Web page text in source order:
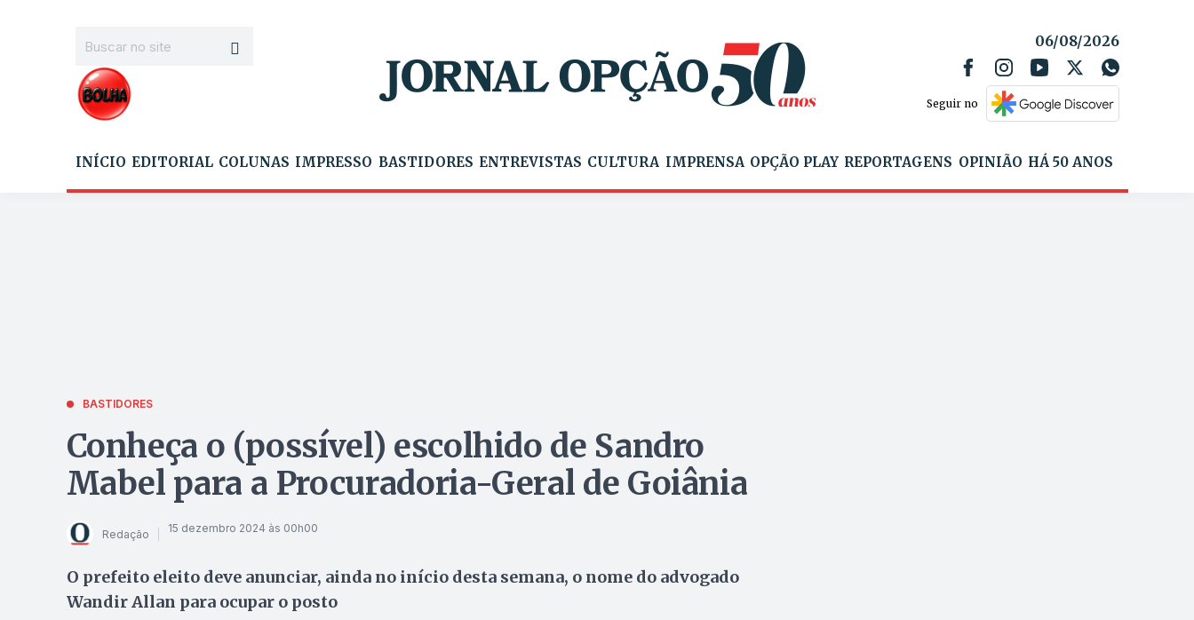
06/08/2026
Seguir no
INÍCIO EDITORIAL COLUNAS IMPRESSO BASTIDORES ENTREVISTAS CULTURA IMPRENSA OPÇÃO PLAY REPORTAGENS OPINIÃO HÁ 50 ANOS
BASTIDORES
Conheça o (possível) escolhido de Sandro
Mabel para a Procuradoria-Geral de Goiânia
Redação 15 dezembro 2024 às 00h00
O prefeito eleito deve anunciar, ainda no início desta semana, o nome do advogado
Wandir Allan para ocupar o posto